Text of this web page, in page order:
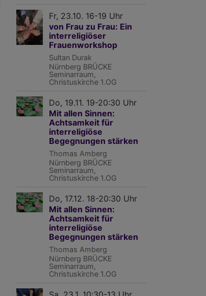
Fr, 23.10. 16-19 Uhr
von Frau zu Frau: Ein
interreligiöser
Frauenworkshop
Sultan Durak
Nürnberg BRÜCKE
Seminarraum,
Christuskirche 1.OG
Do, 19.11. 19-20:30 Uhr
Mit allen Sinnen:
Achtsamkeit für
interreligiöse
Begegnungen stärken
Thomas Amberg
Nürnberg BRÜCKE
Seminarraum,
Christuskirche 1.OG
Do, 17.12. 18-20:30 Uhr
Mit allen Sinnen:
Achtsamkeit für
interreligiöse
Begegnungen stärken
Thomas Amberg
Nürnberg BRÜCKE
Seminarraum,
Christuskirche 1.OG